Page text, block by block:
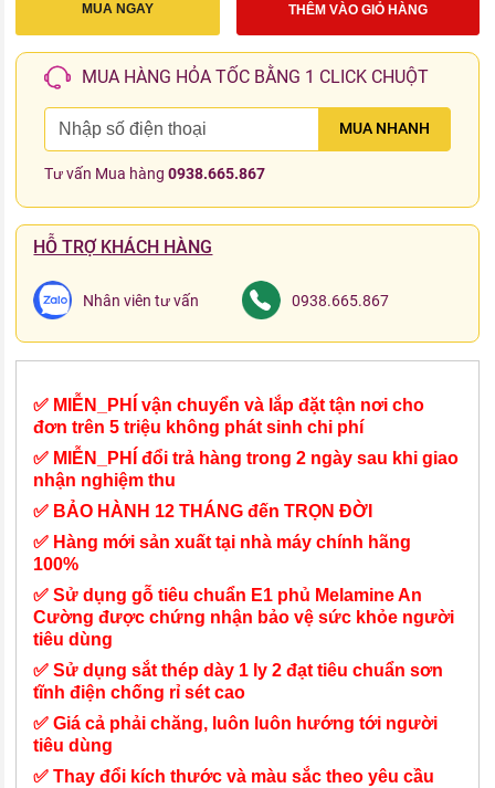
MUA NGAY THÊM VÀO GIỎ HÀNG
MUA HÀNG HỎA TỐC BẰNG 1 CLICK CHUỘT
MUA NHANH
Tư vấn Mua hàng0938.665.867
HỖ TRỢ KHÁCH HÀNG
Nhân viên tư vấn 0938.665.867
✅ MIỄN_PHÍ vận chuyển và lắp đặt tận nơi cho
đơn trên 5 triệu không phát sinh chi phí
✅ MIỄN_PHÍ đổi trả hàng trong 2 ngày sau khi giao
nhận nghiệm thu
✅ BẢO HÀNH 12 THÁNG đến TRỌN ĐỜI
✅ Hàng mới sản xuất tại nhà máy chính hãng
100%
✅ Sử dụng gỗ tiêu chuẩn E1 phủ Melamine An
Cường được chứng nhận bảo vệ sức khỏe người
tiêu dùng
✅ Sử dụng sắt thép dày 1 ly 2 đạt tiêu chuẩn sơn
tĩnh điện chống rỉ sét cao
✅ Giá cả phải chăng, luôn luôn hướng tới người
tiêu dùng
✅ Thay đổi kích thước và màu sắc theo yêu cầu